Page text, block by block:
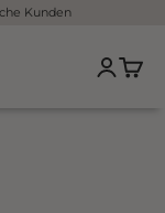
Kunden